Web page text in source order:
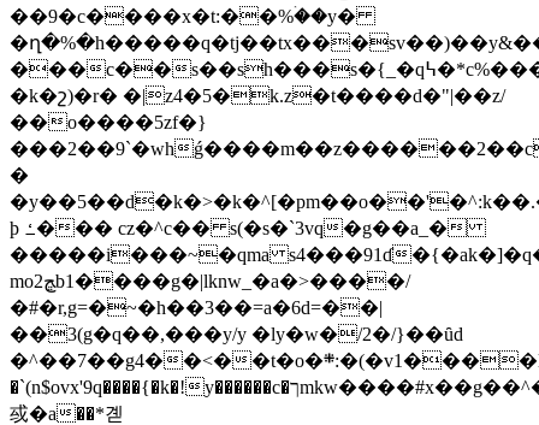
��9�c����x�t:��%ۛ��y�
���c��s��sh���s�{_�q߆�*c%���56ǹd�u,���`��i�.�x�sz�g49^ឣߺ�i���x��t�ys�����<�w�/
�k�շ)�r� �|z4�5�k.z�t����d�"|��z/
��o����5zf�}
���2��9`�wh
�
þ ߑ��� cz�^c�� s(�s�`3vq�g��a_�
�����i���~�qma s4���91ɗ
mo2ﭿb1����g�|lknw_�a�>����/
�#�r,g=�~�h��3��=a�6d=��|
��3(g�q��,���y/y �ly�w�/2�/}��ȗd
�^��7��g4��<��t�o�܍:�(�v1����l;r��ac�b��lvʠg�uٙ����́o��x��.�o��0��w
�`(n$ovx'9q����{�k�!y������c�ךmkw����#x��g��^���o���ne��/e�q���s��u�,/=�1�
㦯�a��*곋